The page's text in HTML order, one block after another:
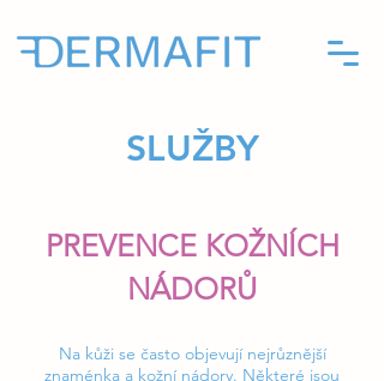
SLUŽBY
PREVENCE KOŽNÍCH
NÁDORŮ
Na kůži se často objevují nejrůznější
znaménka a kožní nádory. Některé jsou